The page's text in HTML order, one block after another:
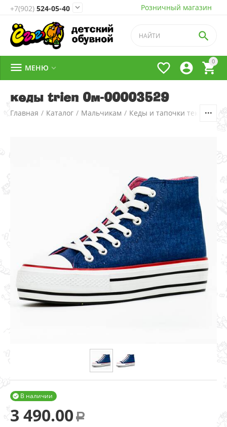
Розничный магазин
+7(902) 524-05-40 
0




 МЕНЮ 
кеды trien 0м-00003529
Главная / Каталог / Мальчикам / Кеды и тапочки
В наличии

3 490.00 Р